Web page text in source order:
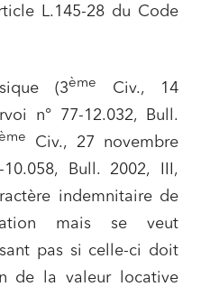
L.145-28 du Code
(3ème
Civ., 14
n° 77-12.032, Bull.
Civ., 27 novembre
Bull. 2002, III,
indemnitaire de
mais se veut
pas si celle-ci doit
de la valeur locative